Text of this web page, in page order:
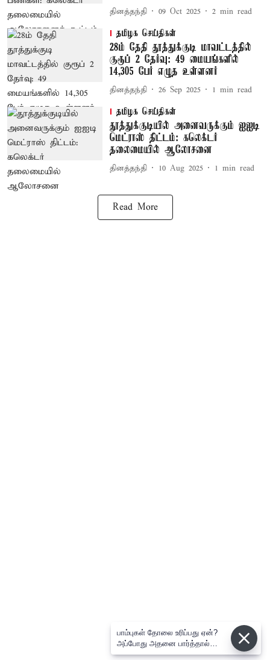
தினத்தந்தி 09 Oct 2025 2 min read
தமிழக செய்திகள்
28ம் தேதி தூத்துக்குடி மாவட்டத்தில்
குரூப் 2 தேர்வு: 49 மையங்களில்
14,305 பேர் எழுத உள்ளனர்
தினத்தந்தி 26 Sep 2025 1 min read
தமிழக செய்திகள்
தூத்துக்குடியில் அனைவருக்கும் ஐஐடி
மெட்ராஸ் திட்டம்: கலெக்டர்
தலைமையில் ஆலோசனை
தினத்தந்தி 10 Aug 2025 1 min read
Read More
பாம்புகள் தோலை உரிப்பது ஏன்?
அப்போது அதனை பார்த்தால்
பழிவாங்குமா?